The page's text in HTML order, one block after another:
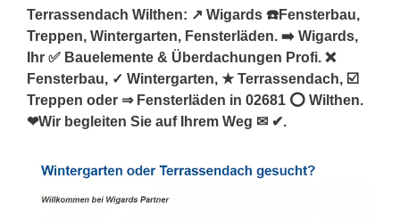
Terrassendach Wilthen: ↗️ Wigards ☎️Fensterbau,
Treppen, Wintergarten, Fensterläden. ➡️ Wigards,
Ihr ✅ Bauelemente & Überdachungen Profi. ❌
Fensterbau, ✓ Wintergarten, ★ Terrassendach, ☑️
Treppen oder ⇒ Fensterläden in 02681 ⭕ Wilthen.
❤Wir begleiten Sie auf Ihrem Weg ✉ ✔.